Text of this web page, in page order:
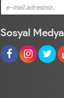
Sosyal Medya